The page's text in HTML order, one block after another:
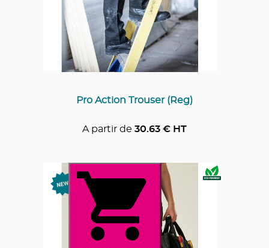
Pro Action Trouser (Reg)
A partir de 30.63 € HT